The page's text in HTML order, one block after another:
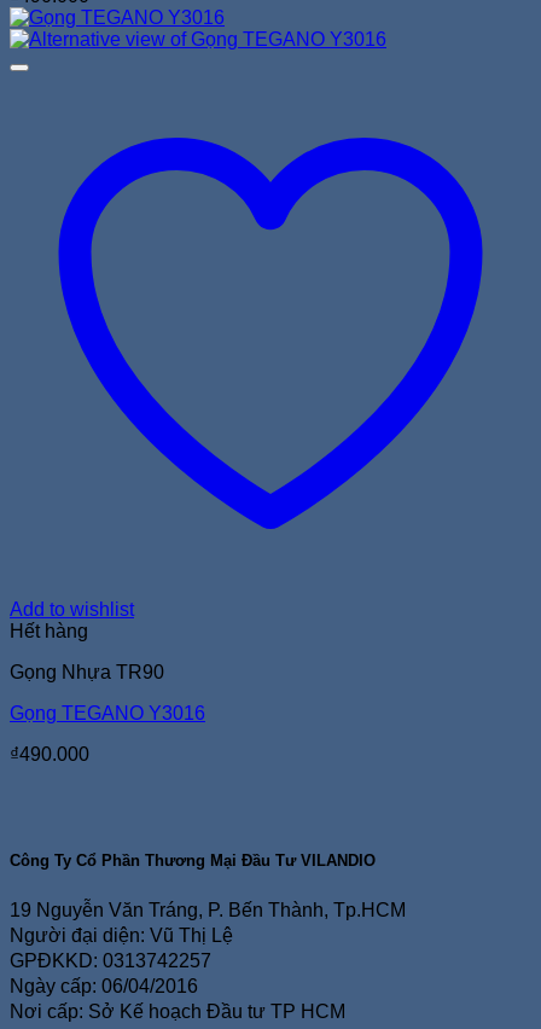
Add to wishlist
Hết hàng
Gọng Nhựa TR90
Gọng TEGANO Y3016
₫490.000
Công Ty Cổ Phần Thương Mại Đầu Tư VILANDIO
19 Nguyễn Văn Tráng, P. Bến Thành, Tp.HCM
Người đại diện: Vũ Thị Lệ
GPĐKKD: 0313742257
Ngày cấp: 06/04/2016
Nơi cấp: Sở Kế hoạch Đầu tư TP HCM